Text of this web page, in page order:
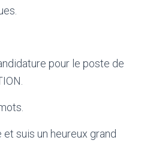
pour le poste de
suis un heureux grand